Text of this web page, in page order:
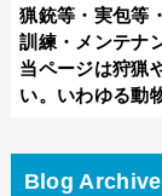
猟銃等・実包等
訓練・メンテナ
当ページは狩猟
い。いわゆる動
Blog